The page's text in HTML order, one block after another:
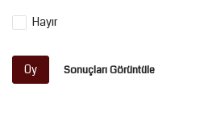
Hayır
Oy Sonuçları Görüntüle